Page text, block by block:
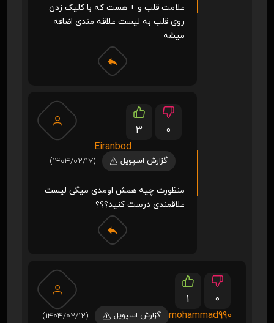
علامت قلب و + هست که با کلیک زدن
روی قلب به لیست علاقه مندی اضافه
میشه
3
0
Eiranbod
گزارش اسپویل (1404/02/17)
منظورت چیه همش اومدی میگی لیست
علاقمندی درست کنید؟؟؟
1
0
mohammad990
گزارش اسپویل (1404/02/12)